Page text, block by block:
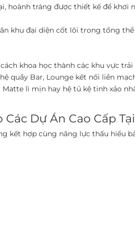
hoành tráng được thiết kế để
khu đại diện cốt lõi trong tổng
khoa học thành các khu vực
Bar, Lounge kết nối liền
lì mịn hay hệ tủ kệ tinh xảo
Dự Án Cao Cấp
kết hợp cùng năng lực thấu hiểu